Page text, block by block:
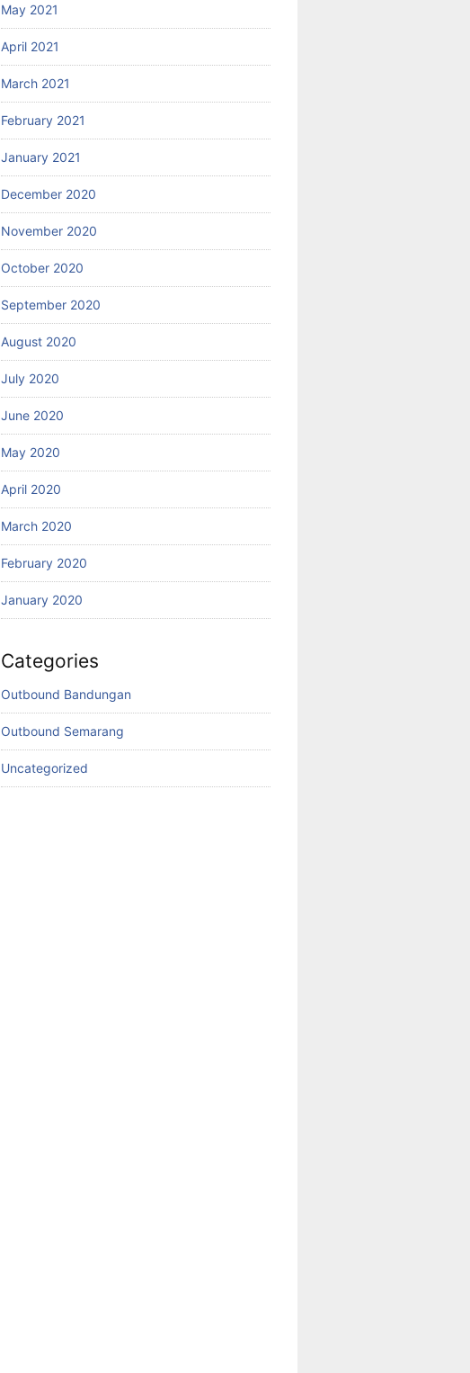
May 2021
April 2021
March 2021
February 2021
January 2021
December 2020
November 2020
October 2020
September 2020
August 2020
July 2020
June 2020
May 2020
April 2020
March 2020
February 2020
January 2020
Categories
Outbound Bandungan
Outbound Semarang
Uncategorized